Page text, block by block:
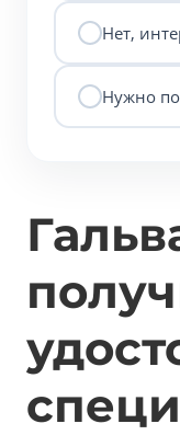
Нет,
Нужно